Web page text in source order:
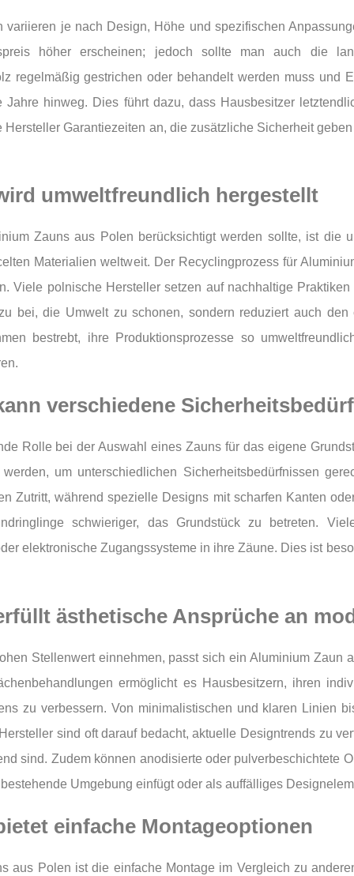
je nach Design, Höhe und spezifischen
höher erscheinen; jedoch sollte man auch die
regelmäßig gestrichen oder behandelt werden muss und
hinweg. Dies führt dazu, dass Hausbesitzer
Garantiezeiten an, die zusätzliche Sicherheit
umweltfreundlich hergestellt
Zauns aus Polen berücksichtigt werden sollte, ist die
Materialien weltweit. Der Recyclingprozess für
Viele polnische Hersteller setzen auf nachhaltige
bei, die Umwelt zu schonen, sondern reduziert auch
bestrebt, ihre Produktionsprozesse so
verschiedene
Rolle bei der Auswahl eines Zauns für das eigene
um unterschiedlichen Sicherheitsbedürfnissen
Zutritt, während spezielle Designs mit scharfen Kanten
schwieriger, das Grundstück zu betreten.
elektronische Zugangssysteme in ihre Zäune. Dies ist
ästhetische Ansprüche an
Stellenwert einnehmen, passt sich ein Aluminium Zaun
ermöglicht es Hausbesitzern, ihren
zu verbessern. Von minimalistischen und klaren Linien
sind oft darauf bedacht, aktuelle Designtrends zu
sind. Zudem können anodisierte oder pulverbeschichtete
Umgebung einfügt oder als auffälliges
einfache Montageoptionen
aus Polen ist die einfache Montage im Vergleich zu